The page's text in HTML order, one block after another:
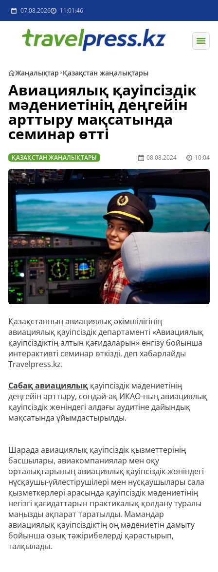
07.08.2026 11:01:46
Жаңалықтар Қазақстан жаңалықтары
Авиациялық қауіпсіздік
мәдениетінің деңгейін
арттыру мақсатында
семинар өтті
ҚАЗАҚСТАН ЖАҢАЛЫҚТАРЫ 08.08.2024 10:04
Қазақстанның авиациялық әкімшілігінің
авиациялық қауіпсіздік департаменті «Авиациялық
қауіпсіздіктің алтын қағидаларын» енгізу бойынша
интерактивті семинар өткізді, деп хабарлайды
Travelpress.kz.
Сабақ авиациялық қауіпсіздік мәдениетінің
деңгейін арттыру, сондай-ақ ИКАО-ның авиациялық
қауіпсіздік жөніндегі алдағы аудитіне дайындық
мақсатында ұйымдастырылды.
Шарада авиациялық қауіпсіздік қызметтерінің
басшылары, авиакомпаниялар мен оқу
орталықтарының авиациялық қауіпсіздік жөніндегі
нұсқаушы-үйлестірушілері мен нұсқаушылары сала
қызметкерлері арасында қауіпсіздік мәдениетінің
негізгі қағидаттарын практикалық қолдану туралы
маңызды ақпарат таратылды. Мамандар
авиациялық қауіпсіздіктің оң мәдениетін дамыту
бойынша озық тәжірибелерді қарастырып,
талқылады.